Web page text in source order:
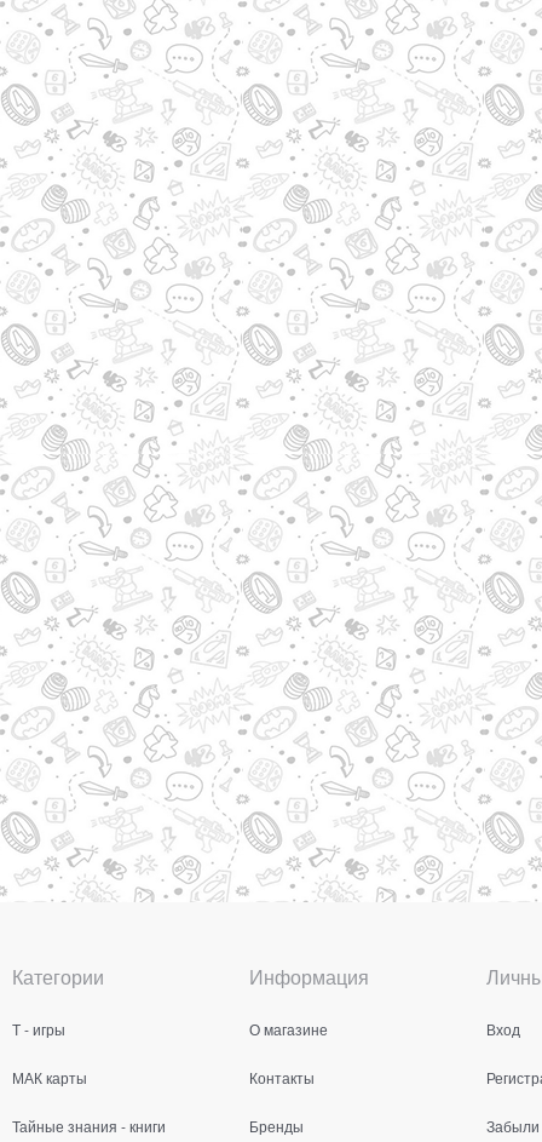
Категории
Т - игры
МАК карты
Тайные знания - книги
Информация
О магазине
Контакты
Бренды
Вход
Забыли